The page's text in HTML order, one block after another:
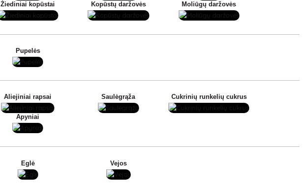
Žiediniai kopūstai Kopūstų daržovės Moliūgų daržovės
Pupelės
Aliejiniai rapsai Saulėgrąža Cukrinių runkelių cukrus
Apyniai
Eglė Vejos